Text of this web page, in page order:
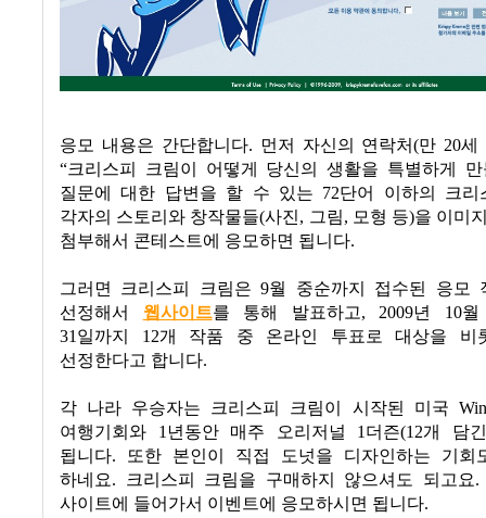
응모 내용은 간단합니다. 먼저 자신의 연락처(만 20세
“크리스피 크림이 어떻게 당신의 생활을 특별하게 만
질문에 대한 답변을 할 수 있는 72단어 이하의 크
각자의 스토리와 창작물들(사진, 그림, 모형 등)을 이미
첨부해서 콘테스트에 응모하면 됩니다.
그러면 크리스피 크림은9월 중순까지 접수된 응모
선정해서
웹사이트를 통해 발표하고, 2009년 10월
31일까지 12개 작품 중 온라인 투표로 대상을 비
선정한다고 합니다.
각 나라 우승자는 크리스피 크림이 시작된 미국
여행기회와 1년동안 매주 오리저널 1더즌(12개 담
됩니다. 또한 본인이 직접 도넛을 디자인하는 기회
하네요. 크리스피 크림을 구매하지 않으셔도 되고요
사이트에 들어가서 이벤트에 응모하시면 됩니다.